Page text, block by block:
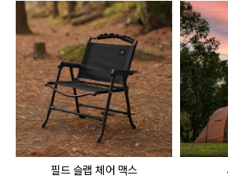
필드 슬랩 체어 맥스